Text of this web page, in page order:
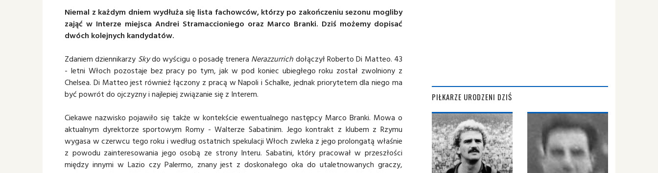
Niemal z każdym dniem wydłuża się lista fachowców, którzy po zakończeniu sezonu mogliby
zająć w Interze miejsca Andrei Stramaccioniego oraz Marco Branki. Dziś możemy dopisać
dwóch kolejnych kandydatów.
Zdaniem dziennikarzy Skydo wyścigu o posadę trenera Nerazzurrich dołączył Roberto Di Matteo. 43
- letni Włoch pozostaje bez pracy po tym, jak w pod koniec ubiegłego roku został zwolniony z
Chelsea. Di Matteo jest również łączony z pracą w Napoli i Schalke, jednak priorytetem dla niego ma
być powrót do ojczyzny i najlepiej związanie się z Interem.
Ciekawe nazwisko pojawiło się także w kontekście ewentualnego następcy Marco Branki. Mowa o
aktualnym dyrektorze sportowym Romy - Walterze Sabatinim. Jego kontrakt z klubem z Rzymu
wygasa w czerwcu tego roku i według ostatnich spekulacji Włoch zwleka z jego prolongatą właśnie
z powodu zainteresowania jego osobą ze strony Interu. Sabatini, który pracował w przeszłości
między innymi w Lazio czy Palermo, znany jest z doskonałego oka do utaletnowanych graczy,
PIŁKARZE URODZENI DZIŚ